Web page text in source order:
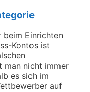
beim Einrichten
Kontos ist
man nicht immer
es sich im
auf